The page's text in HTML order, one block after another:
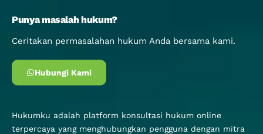
Punya masalah hukum?
Ceritakan permasalahan hukum Anda bersama kami.
Hubungi Kami
Hukumku adalah platform konsultasi hukum online
terpercaya yang menghubungkan pengguna dengan mitra